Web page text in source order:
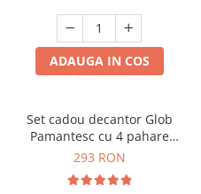
Cadouri Fete
Pentru Copilul din tine
Cadouri Haioase
Cadouri Majorat
Cadouri pentru Nasi
Cadouri pentru Bunici
Cani si Termosuri
Jocuri si Puzzle
Produse pentru Calatorie
Cadouri Sfantul Alexandru
Cadouri Sfanta Ana
Cadouri Sfanta Maria
Cadouri Sfintii Mihail si Gavriil
ADAUGA IN COS
Set cadou decantor Glob
Pamantesc cu 4 pahare
Deluxe
293 RON